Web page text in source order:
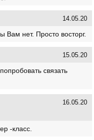
14.05.20
нет. Просто восторг.
15.05.20
связать
16.05.20
-класс.